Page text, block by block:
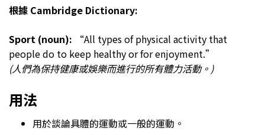
根據 Cambridge Dictionary:
Sport (noun): “All types of physical activity that
people do to keep healthy or for enjoyment.”
(人們為保持健康或娛樂而進行的所有體力活動。)
用法
用於談論具體的運動或一般的運動。